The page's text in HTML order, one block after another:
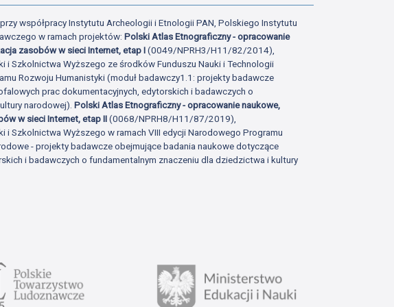
współpracy Instytutu Archeologii i Etnologii PAN, Polskiego Instytutu
w ramach projektów:Polski Atlas Etnograficzny - opracowanie
zasobów w sieci Internet, etap I(0049/NPRH3/H11/82/2014),
i Szkolnictwa Wyższego ze środków Funduszu Nauki i Technologii
Rozwoju Humanistyki (moduł badawczy1.1: projekty badawcze
prac dokumentacyjnych, edytorskich i badawczych o
narodowej).Polski Atlas Etnograficzny - opracowanie naukowe,
w sieci Internet, etap II(0068/NPRH8/H11/87/2019),
Szkolnictwa Wyższego w ramach VIII edycji Narodowego Programu
- projekty badawcze obejmujące badania naukowe dotyczące
i badawczych o fundamentalnym znaczeniu dla dziedzictwa i kultury